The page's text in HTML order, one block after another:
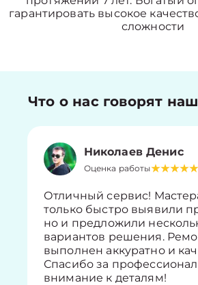
гарантировать высокое
сложности
Что о нас говорят
Николаев Денис
Оценка работы
Отличный сервис!
только быстро выявили
но и предложили
вариантов решения.
выполнен аккуратно и
Спасибо за
внимание к деталям!